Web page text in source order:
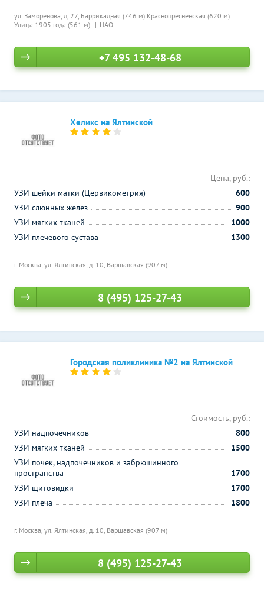
ул. Заморенова, д. 27, Баррикадная (746 м) Краснопресненская (620 м)
Улица 1905 года (561 м)
ЦАО
+7 495 132-48-68
Хеликс на Ялтинской
г. Москва, ул. Ялтинская, д. 10, Варшавская (907 м)
Цена, руб.:
УЗИ шейки матки (Цервикометрия)
600
УЗИ слюнных желез
900
УЗИ мягких тканей
1000
УЗИ плечевого сустава
1300
8 (495) 125-27-43
Городская поликлиника №2 на Ялтинской
г. Москва, ул. Ялтинская, д. 10, Варшавская (907 м)
Стоимость, руб.:
УЗИ надпочечников
800
УЗИ мягких тканей
1500
УЗИ почек, надпочечников и забрюшинного
пространства
1700
УЗИ щитовидки
1700
УЗИ плеча
1800
8 (495) 125-27-43